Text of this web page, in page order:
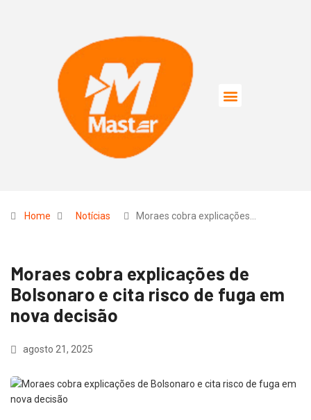
Home Notícias Moraes cobra explicações…
Moraes cobra explicações de
Bolsonaro e cita risco de fuga em
nova decisão
agosto 21, 2025